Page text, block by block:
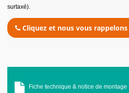
surtaxé).
Cliquez et nous vous
Fiche technique & notice de montage